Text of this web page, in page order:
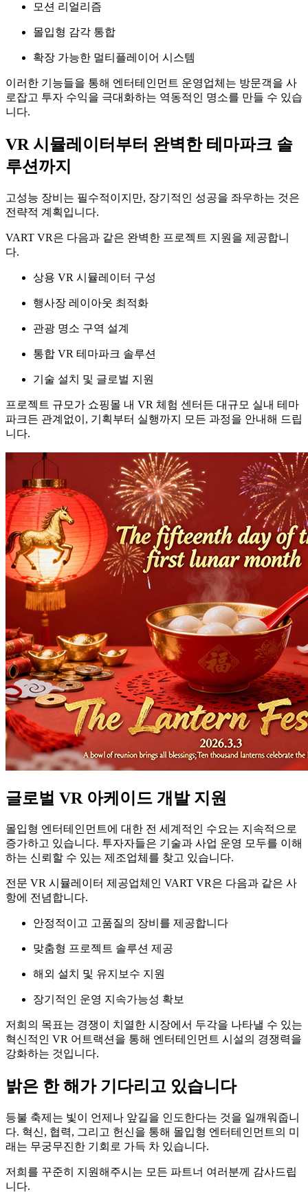
모션 리얼리즘
몰입형 감각 통합
확장 가능한 멀티플레이어 시스템
이러한 기능들을 통해 엔터테인먼트 운영업체는 방문객을 사
로잡고 투자 수익을 극대화하는 역동적인 명소를 만들 수 있습
니다.
VR 시뮬레이터부터 완벽한 테마파크 솔
루션까지
고성능 장비는 필수적이지만, 장기적인 성공을 좌우하는 것은
전략적 계획입니다.
VART VR은 다음과 같은 완벽한 프로젝트 지원을 제공합니
다.
상용 VR 시뮬레이터 구성
행사장 레이아웃 최적화
관광 명소 구역 설계
통합 VR 테마파크 솔루션
기술 설치 및 글로벌 지원
프로젝트 규모가 쇼핑몰 내 VR 체험 센터든 대규모 실내 테마
파크든 관계없이, 기획부터 실행까지 모든 과정을 안내해 드립
니다.
글로벌 VR 아케이드 개발 지원
몰입형 엔터테인먼트에 대한 전 세계적인 수요는 지속적으로
증가하고 있습니다. 투자자들은 기술과 사업 운영 모두를 이해
하는 신뢰할 수 있는 제조업체를 찾고 있습니다.
전문 VR 시뮬레이터 제공업체인 VART VR은 다음과 같은 사
항에 전념합니다.
안정적이고 고품질의 장비를 제공합니다
맞춤형 프로젝트 솔루션 제공
해외 설치 및 유지보수 지원
장기적인 운영 지속가능성 확보
저희의 목표는 경쟁이 치열한 시장에서 두각을 나타낼 수 있는
혁신적인 VR 어트랙션을 통해 엔터테인먼트 시설의 경쟁력을
강화하는 것입니다.
밝은 한 해가 기다리고 있습니다
등불 축제는 빛이 언제나 앞길을 인도한다는 것을 일깨워줍니
다. 혁신, 협력, 그리고 헌신을 통해 몰입형 엔터테인먼트의 미
래는 무궁무진한 기회로 가득 차 있습니다.
저희를 꾸준히 지원해주시는 모든 파트너 여러분께 감사드립
니다.